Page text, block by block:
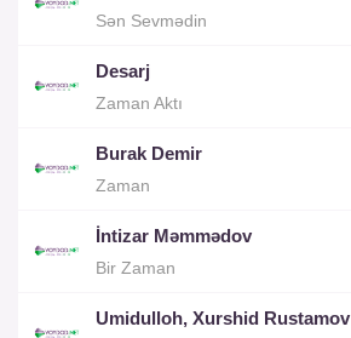
Sən Sevmədin
Desarj
Zaman Aktı
Burak Demir
Zaman
İntizar Məmmədov
Bir Zaman
Umidulloh, Xurshid Rustamov